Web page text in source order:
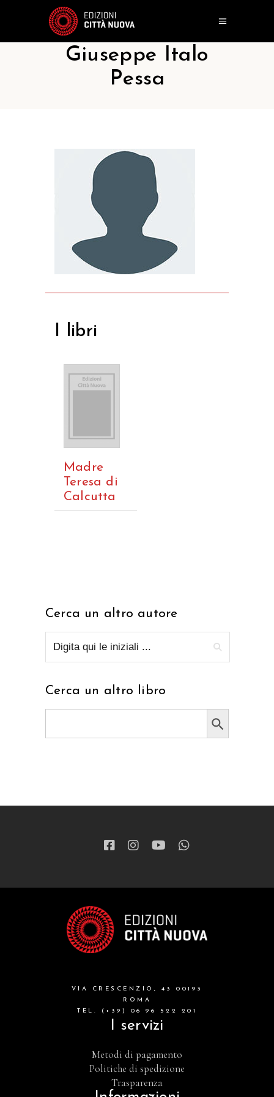
Giuseppe Italo
Pessa
I libri
Madre
Teresa di
Calcutta
Cerca un altro autore
Cerca un altro libro
Search Button
VIA CRESCENZIO, 43 00193
ROMA
TEL. (+39) 06 96 522 201
I servizi
Metodi di pagamento
Politiche di spedizione
Trasparenza